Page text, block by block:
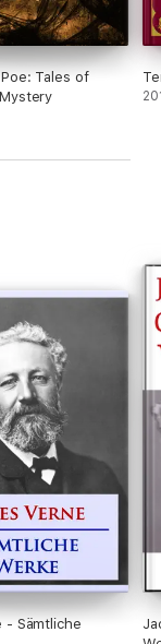
Tales of
- Sämtliche